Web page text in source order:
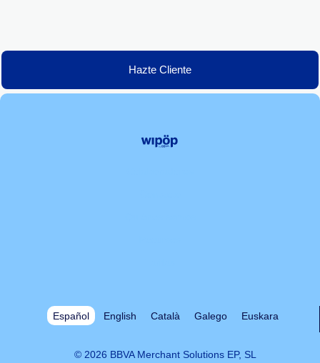
Hazte Cliente
Español English Català Galego Euskara
© 2026 BBVA Merchant Solutions EP, SL